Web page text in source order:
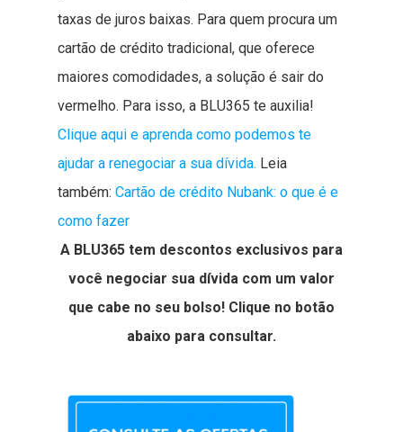
taxas de juros baixas. Para quem procura um
cartão de crédito tradicional, que oferece
maiores comodidades, a solução é sair do
vermelho. Para isso, a BLU365 te auxilia!
Clique aqui e aprenda como podemos te
ajudar a renegociar a sua dívida. Leia
também: Cartão de crédito Nubank: o que é e
como fazer
A BLU365 tem descontos exclusivos para
você negociar sua dívida com um valor
que cabe no seu bolso! Clique no botão
abaixo para consultar.